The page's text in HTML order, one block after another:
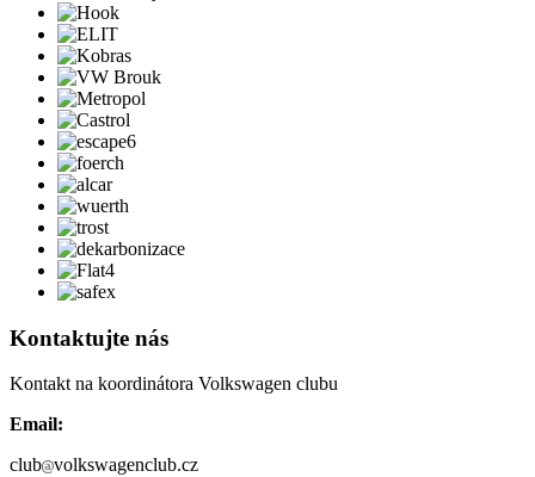
Kontaktujte nás
Kontakt na koordinátora Volkswagen clubu
Email:
club volkswagenclub.cz